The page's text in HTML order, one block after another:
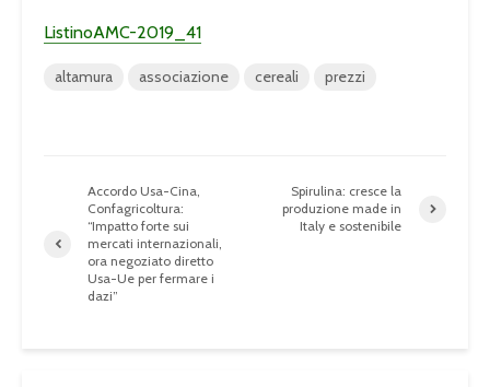
ListinoAMC-2019_41
altamura associazione cereali prezzi
Accordo Usa-Cina,
Confagricoltura:
“Impatto forte sui
mercati internazionali,
ora negoziato diretto
Usa-Ue per fermare i
dazi”
Spirulina: cresce la
produzione made in
Italy e sostenibile